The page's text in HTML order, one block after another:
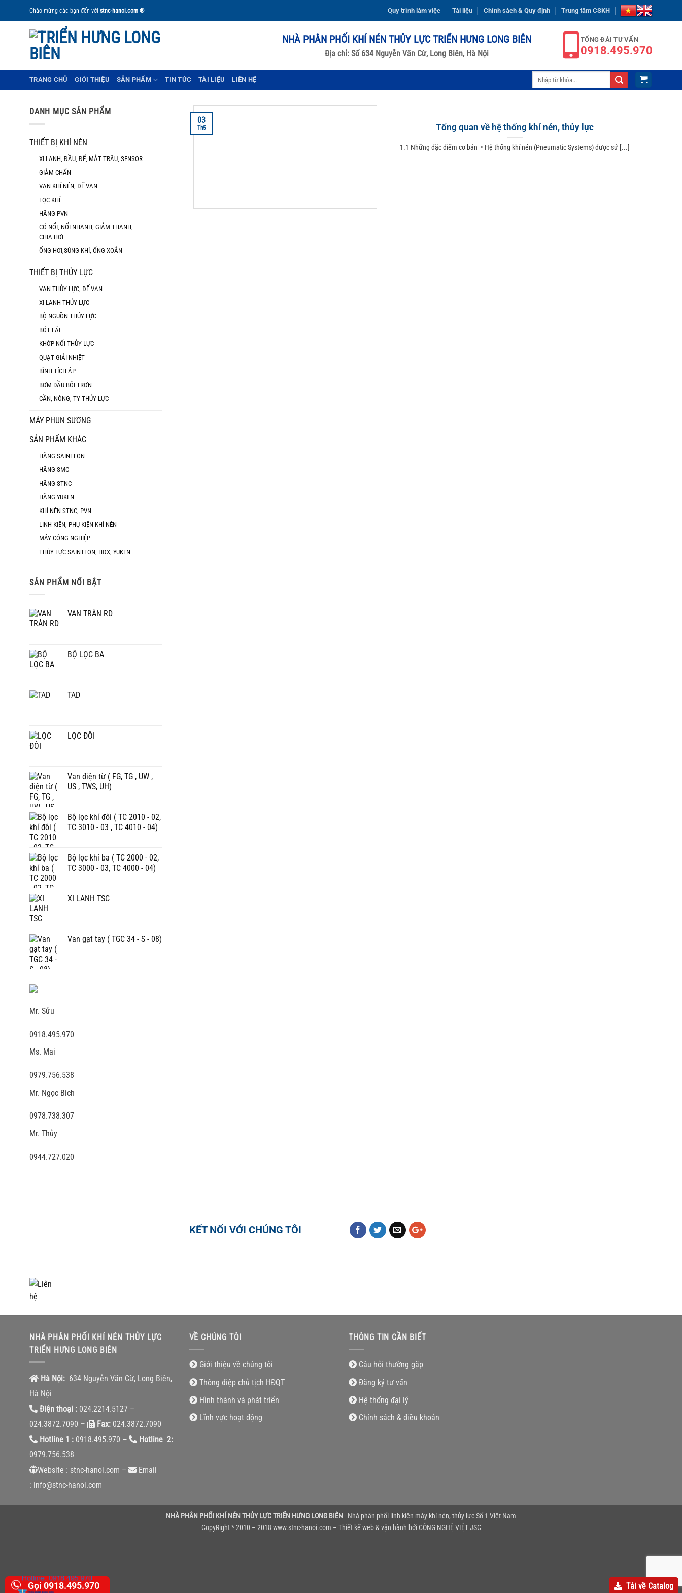
Chào mừng các bạn đến với stnc-hanoi.com ® Quy trình làm việc Tài liệu Chính sách & Quy định Trung tâm CSKH
NHÀ PHÂN PHỐI KHÍ NÉN THỦY LỰC TRIỂN HƯNG LONG BIÊN
Địa chỉ: Số 634 Nguyễn Văn Cừ, Long Biên, Hà Nội
TỔNG ĐÀI TƯ VẤN
0918.495.970
TRANG CHỦ GIỚI THIỆU SẢN PHẨM TIN TỨC TÀI LIỆU LIÊN HỆ
DANH MỤC SẢN PHẨM
THIẾT BỊ KHÍ NÉN
XI LANH, ĐẦU, ĐẾ, MẮT TRÂU, SENSOR
GIẢM CHẤN
VAN KHÍ NÉN, ĐẾ VAN
LỌC KHÍ
HÃNG PVN
CÓ NỐI, NỐI NHANH, GIẢM THANH,
CHIA HƠI
ỐNG HƠI,SÚNG KHÍ, ỐNG XOẮN
THIẾT BỊ THỦY LỰC
VAN THỦY LỰC, ĐẾ VAN
XI LANH THỦY LỰC
BỘ NGUỒN THỦY LỰC
BÓT LÁI
KHỚP NỐI THỦY LỰC
QUẠT GIẢI NHIỆT
BÌNH TÍCH ÁP
BƠM DẦU BÔI TRƠN
CẦN, NÒNG, TY THỦY LỰC
MÁY PHUN SƯƠNG
SẢN PHẨM KHÁC
HÃNG SAINTFON
HÃNG SMC
HÃNG STNC
HÃNG YUKEN
KHÍ NÉN STNC, PVN
LINH KIÊN, PHỤ KIỆN KHÍ NÉN
MÁY CÔNG NGHIỆP
THỦY LỰC SAINTFON, HĐX, YUKEN
SẢN PHẨM NỐI BẬT
VAN TRÀN RD
BỘ LỌC BA
TAD
LỌC ĐÔI
Van điện từ ( FG, TG , UW ,
US , TWS, UH)
Bộ lọc khí đôi ( TC 2010 - 02,
TC 3010 - 03 , TC 4010 - 04)
Bộ lọc khí ba ( TC 2000 - 02,
TC 3000 - 03, TC 4000 - 04)
XI LANH TSC
Van gạt tay ( TGC 34 - S - 08)
Mr. Sửu
0918.495.970
Ms. Mai
0979.756.538
Mr. Ngọc Bich
0978.738.307
Mr. Thủy
0944.727.020
Tổng quan về hệ thống khí nén, thủy lực
1.1 Những đặc điểm cơ bản • Hệ thống khí nén (Pneumatic Systems) được sử [...]
03
Th5
KẾT NỐI VỚI CHÚNG TÔI
Gọi 0918.495.970 Tải về Catalog
NHÀ PHÂN PHỐI KHÍ NÉN THỦY LỰC
TRIỂN HƯNG LONG BIÊN
Hà Nội: 634 Nguyễn Văn Cừ, Long Biên,
Hà Nội
Điện thoại : 024.2214.5127 –
024.3872.7090 – Fax: 024.3872.7090
Hotline 1 : 0918.495.970 –
Hotline 2:
0979.756.538
Website : stnc-hanoi.com –
Email
: info@stnc-hanoi.com
VỀ CHÚNG TÔI
Giới thiệu về chúng tôi
Thông điệp chủ tịch HĐQT
Hình thành và phát triển
Lĩnh vực hoạt động
THÔNG TIN CẦN BIẾT
Câu hỏi thường gặp
Đăng ký tư vấn
Hệ thống đại lý
Chính sách & điều khoản
NHÀ PHÂN PHỐI KHÍ NÉN THỦY LỰC TRIỂN HƯNG LONG BIÊN- Nhà phân phối linh kiện máy khí nén, thủy lực Số 1 Việt Nam
CopyRight * 2010 – 2018 www.stnc-hanoi.com – Thiết kế web & vận hành bởi CÔNG NGHỆ VIỆT JSC